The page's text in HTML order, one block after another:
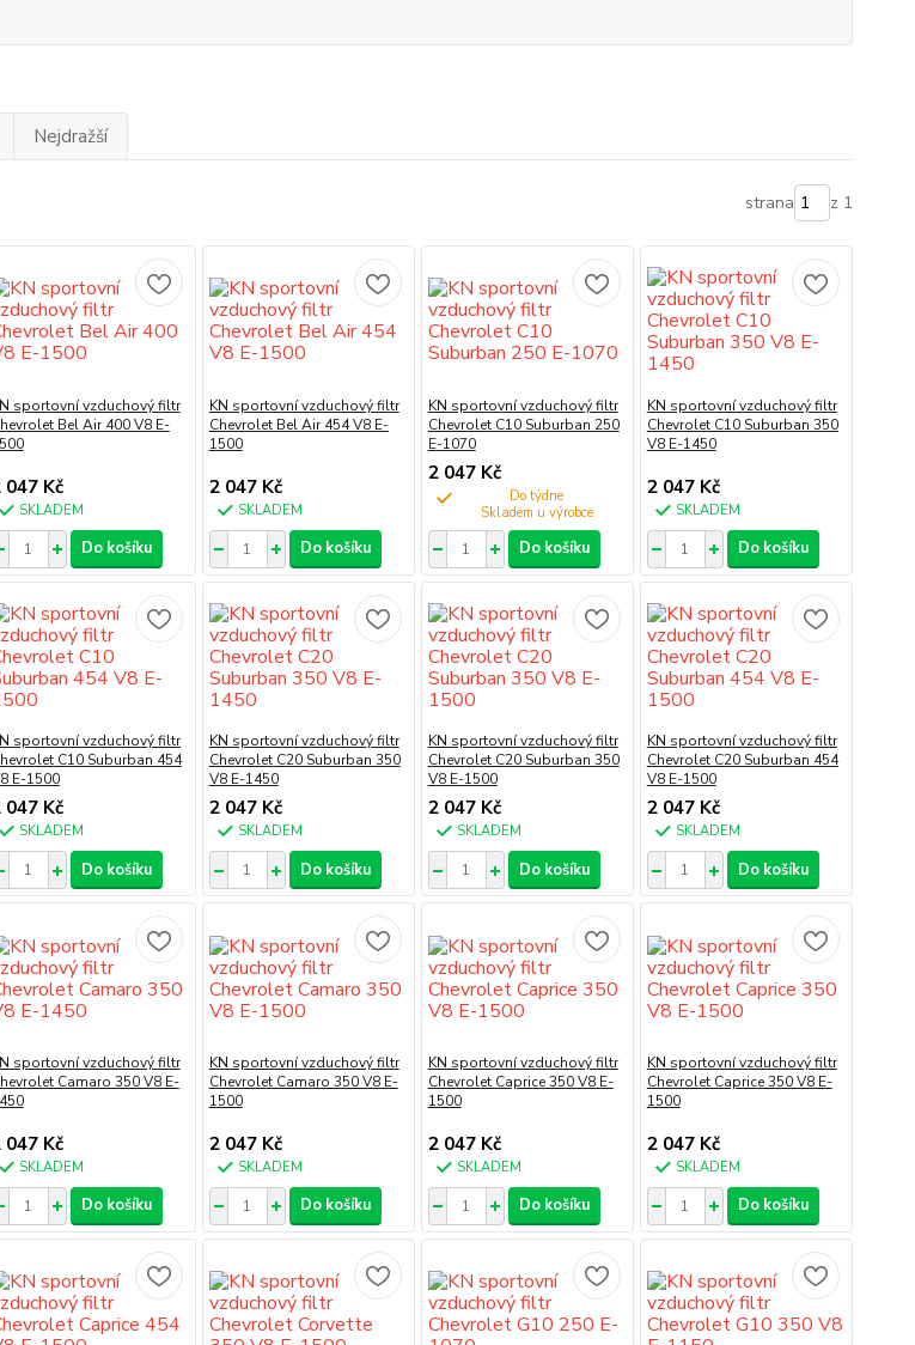
Nejdražší
strana z 1
sportovní vzduchový filtr
Bel Air 400 V8 E-
047 Kč
SKLADEM
Do košíku
KN sportovní vzduchový filtr
Chevrolet Bel Air 454 V8 E-
1500
2 047 Kč
SKLADEM
Do košíku
KN sportovní vzduchový filtr
Chevrolet C10 Suburban 250
E-1070
2 047 Kč
Do týdne
Do košíku
KN sportovní vzduchový filtr
Chevrolet C10 Suburban 350
V8 E-1450
2 047 Kč
SKLADEM
Do košíku
sportovní vzduchový filtr
C10 Suburban 454
E-1500
047 Kč
SKLADEM
Do košíku
KN sportovní vzduchový filtr
Chevrolet C20 Suburban 350
V8 E-1450
2 047 Kč
SKLADEM
Do košíku
KN sportovní vzduchový filtr
Chevrolet C20 Suburban 350
V8 E-1500
2 047 Kč
SKLADEM
Do košíku
KN sportovní vzduchový filtr
Chevrolet C20 Suburban 454
V8 E-1500
2 047 Kč
SKLADEM
Do košíku
sportovní vzduchový filtr
Camaro 350 V8 E-
047 Kč
SKLADEM
Do košíku
KN sportovní vzduchový filtr
Chevrolet Camaro 350 V8 E-
1500
2 047 Kč
SKLADEM
Do košíku
KN sportovní vzduchový filtr
Chevrolet Caprice 350 V8 E-
1500
2 047 Kč
SKLADEM
Do košíku
KN sportovní vzduchový filtr
Chevrolet Caprice 350 V8 E-
1500
2 047 Kč
SKLADEM
Do košíku